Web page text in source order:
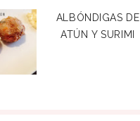
ALBÓNDIGAS DE
ATÚN Y SURIMI